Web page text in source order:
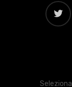
twitter
Categories